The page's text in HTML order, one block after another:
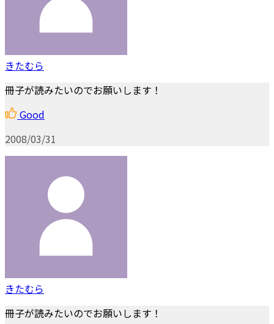
きたむら
冊子が読みたいのでお願いします！
Good
2008/03/31
きたむら
冊子が読みたいのでお願いします！